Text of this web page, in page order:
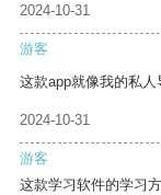
2024-10-31
游客
这款app就像我的私人
2024-10-31
游客
这款学习软件的学习